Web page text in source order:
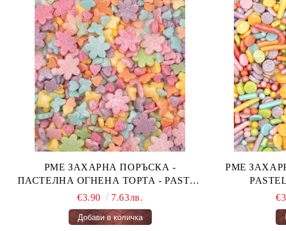
PME ЗАХАРНА ПОРЪСКА -
ПАСТЕЛНА ОГНЕНА ТОРТА - PASTEL
FAIRY CAKES 66 гр.
€3.90 7.63лв.
PME ЗАХАРНА